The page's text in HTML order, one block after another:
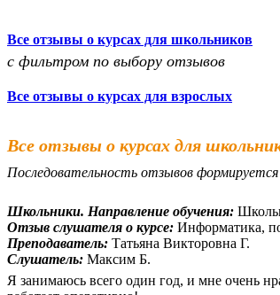
Все отзывы о курсах для школьников
с фильтром по выбору отзывов
Все отзывы о курсах для взрослых
Все отзывы о курсах для
Последовательность отзывов
Школьники. Направление обучения:
Отзыв слушателя о курсе: Информатика,
Преподаватель: Татьяна Викторовна Г.
Слушатель: Максим Б.
Я занимаюсь всего один год, и мне очень